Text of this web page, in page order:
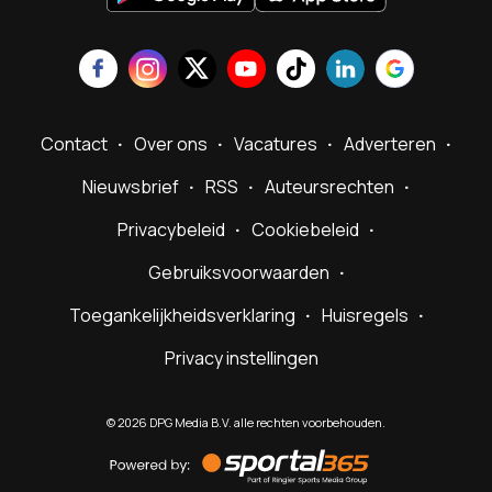
Contact Over ons Vacatures
Adverteren
Nieuwsbrief
RSS
Auteursrechten
Privacybeleid
Cookiebeleid
Gebruiksvoorwaarden
Toegankelijkheidsverklaring
Huisregels
Privacy instellingen
©2026 DPG Media B.V. alle rechten voorbehouden.
by
Sportal365